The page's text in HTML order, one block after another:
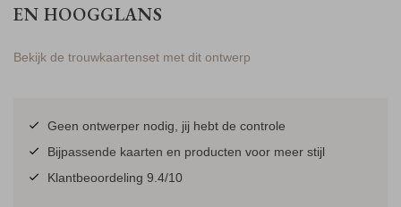
EN HOOGGLANS
Bekijk de trouwkaartenset met dit ontwerp
Geen ontwerper nodig, jij hebt de controle
Bijpassende kaarten en producten voor meer stijl
Klantbeoordeling 9.4/10